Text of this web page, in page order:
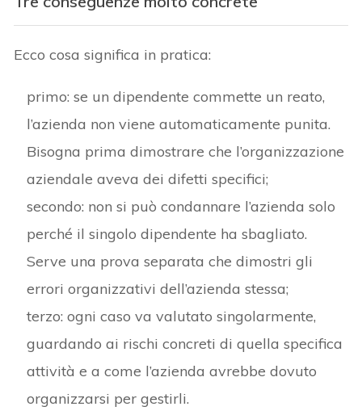
Ecco cosa significa in pratica:
primo: se un dipendente commette un reato,
l’azienda non viene automaticamente punita.
Bisogna prima dimostrare che l’organizzazione
aziendale aveva dei difetti specifici;
secondo: non si può condannare l’azienda solo
perché il singolo dipendente ha sbagliato.
Serve una prova separata che dimostri gli
errori organizzativi dell’azienda stessa;
terzo: ogni caso va valutato singolarmente,
guardando ai rischi concreti di quella specifica
attività e a come l’azienda avrebbe dovuto
organizzarsi per gestirli.